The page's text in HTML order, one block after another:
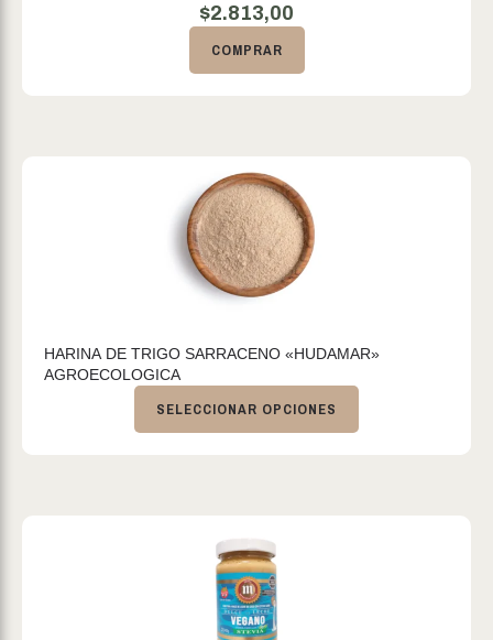
$2.813,00
COMPRAR
HARINA DE TRIGO SARRACENO «HUDAMAR»
AGROECOLOGICA
SELECCIONAR OPCIONES